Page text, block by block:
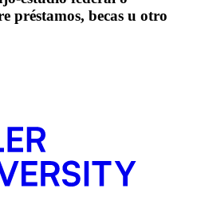
préstamos, becas u otro